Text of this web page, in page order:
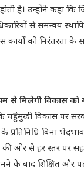
है। उन्होंने कहा कि
से समन्वय
कार्यों को निरंतरता के
से मिलेगी विकास को
के चहुंमुखी विकास पर
प्रतिनिधि बिना
ओर से हर स्तर पर
के बाद शिक्षित और